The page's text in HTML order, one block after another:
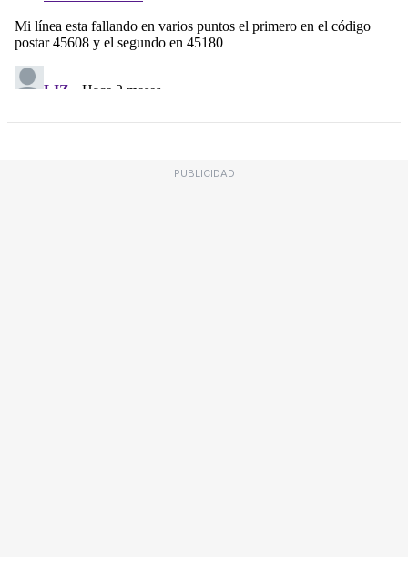
PUBLICIDAD